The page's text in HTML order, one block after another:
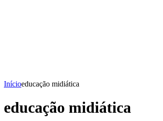
Inícioeducação midiática
educação midiática